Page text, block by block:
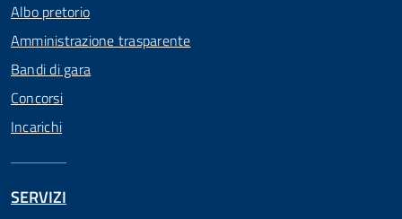
Albo pretorio
Amministrazione trasparente
Bandi di gara
Concorsi
Incarichi
SERVIZI